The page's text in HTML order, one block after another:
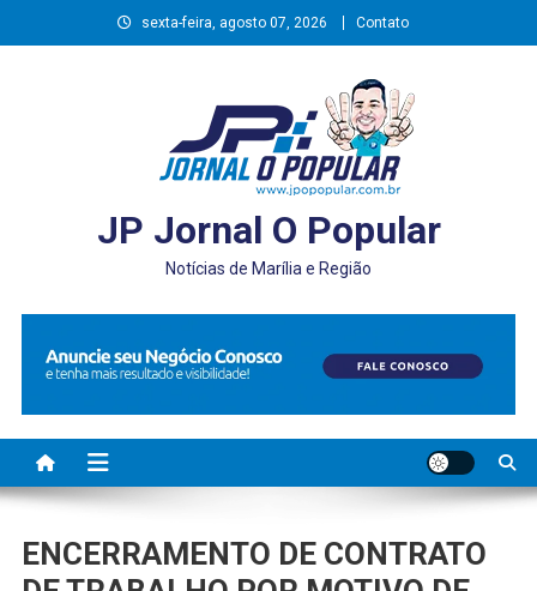
to
sexta-feira, agosto 07, 2026 Contato
JP Jornal O Popular
Notícias de Marília e Região
ENCERRAMENTO DE CONTRATO